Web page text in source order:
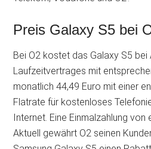
Preis Galaxy S5 bei
Bei O2 kostet das Galaxy S5 bei
Laufzeitvertrages mit
monatlich 44,49 Euro mit einer
Flatrate für kostenloses
Internet. Eine Einmalzahlung
Aktuell gewährt O2 seinen